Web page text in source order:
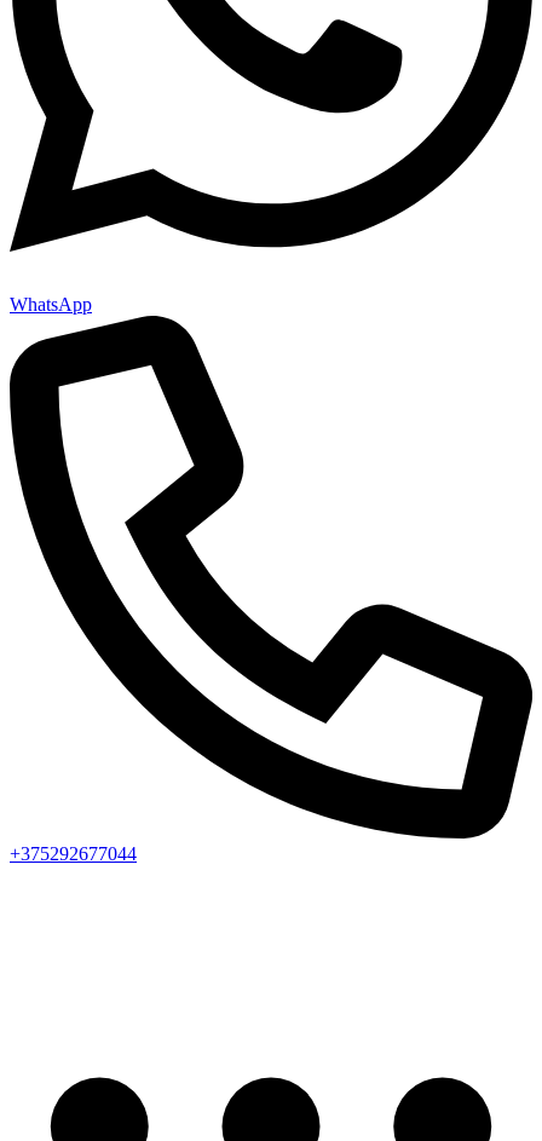
WhatsApp
+375292677044